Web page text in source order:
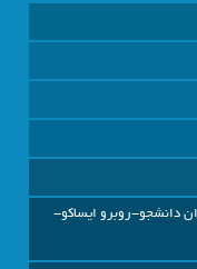
دانشجو-روبرو ایساکو-